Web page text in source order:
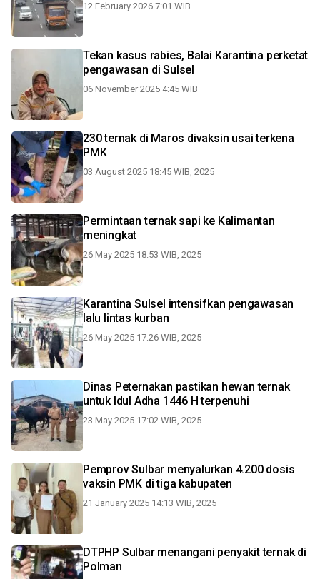
12 February 2026 7:01 WIB
Tekan kasus rabies, Balai Karantina perketat
pengawasan di Sulsel
06 November 2025 4:45 WIB
230 ternak di Maros divaksin usai terkena
PMK
03 August 2025 18:45 WIB, 2025
Permintaan ternak sapi ke Kalimantan
meningkat
26 May 2025 18:53 WIB, 2025
Karantina Sulsel intensifkan pengawasan
lalu lintas kurban
26 May 2025 17:26 WIB, 2025
Dinas Peternakan pastikan hewan ternak
untuk Idul Adha 1446 H terpenuhi
23 May 2025 17:02 WIB, 2025
Pemprov Sulbar menyalurkan 4.200 dosis
vaksin PMK di tiga kabupaten
21 January 2025 14:13 WIB, 2025
DTPHP Sulbar menangani penyakit ternak di
Polman